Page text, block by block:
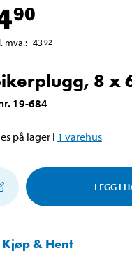
90
mva.: 4392
8 x
. 19-684
på lager i 1 varehus
LEGG I
Kjøp & Hent